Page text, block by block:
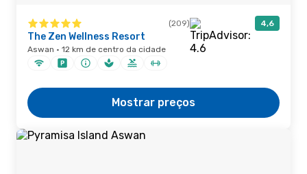
(209) 4,6
The Zen Wellness Resort
Aswan · 12 km de centro da cidade
Mostrar preços